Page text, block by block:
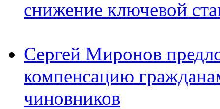
снижение ключевой
Сергей Миронов
компенсацию
чиновников